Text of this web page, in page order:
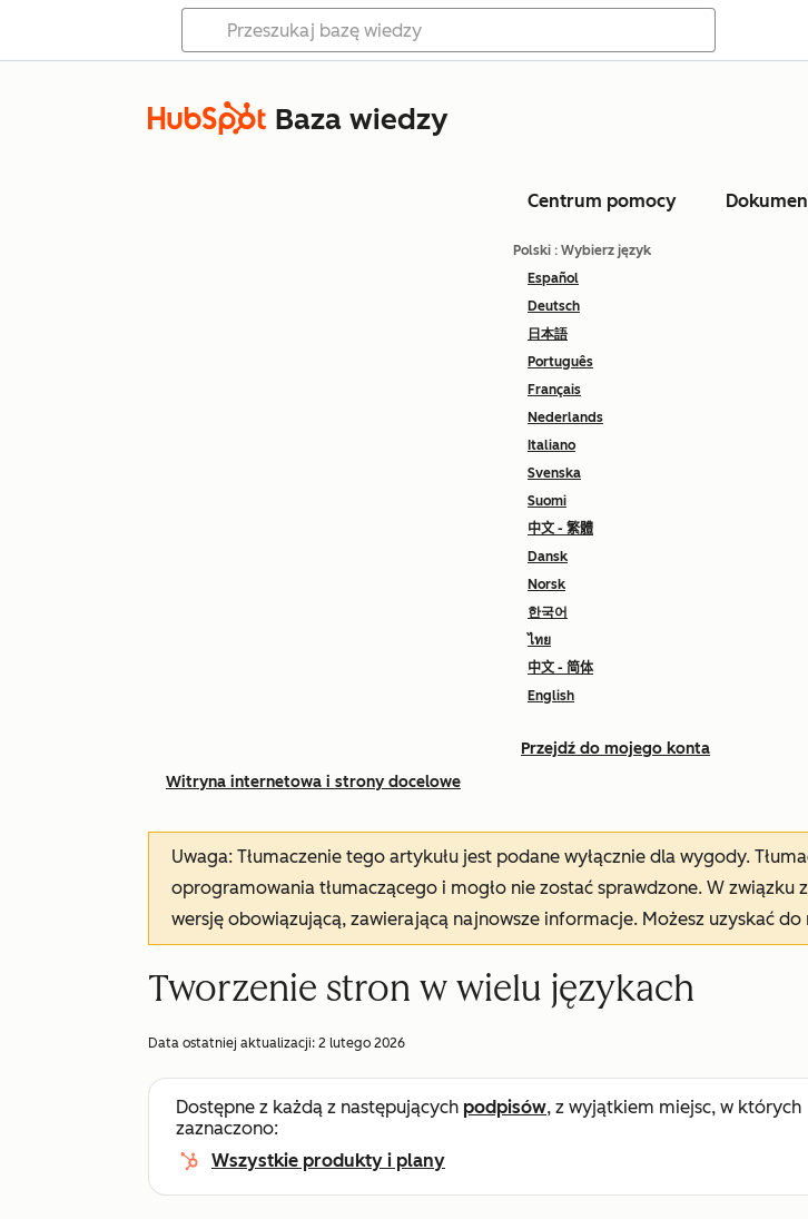
Baza wiedzy
Centrum pomocy
Polski : Wybierz język
Español
Deutsch
日本語
Português
Français
Nederlands
Italiano
Svenska
Suomi
中文 - 繁體
Dansk
Norsk
한국어
ไทย
中文 - 简体
English
Przejdź do mojego konta
Witryna internetowa i strony docelowe
Uwaga: Tłumaczenie tego artykułu jest podane wyłącznie dla wygody.
oprogramowania tłumaczącego i mogło nie zostać sprawdzone. W
wersję obowiązującą, zawierającą najnowsze informacje. Możesz uzyskać
Tworzenie stron w wielu językach
Data ostatniej aktualizacji: 2 lutego 2026
Dostępne z każdą z następujących podpisów, z wyjątkiem miejsc, w których
zaznaczono:
Wszystkie produkty i plany